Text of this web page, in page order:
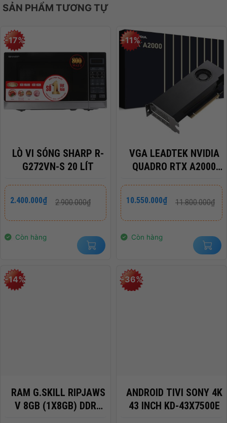
SẢN PHẨM TƯƠNG TỰ
-17%
LÒ VI SÓNG SHARP R-
G272VN-S 20 LÍT
2.900.000₫
Giá
gốc
2.900.000₫.
2.400.000₫
Giá
hiện
là:
Còn hàng
-11%
VGA LEADTEK NVIDIA
QUADRO RTX A2000
11.800.000₫
Giá
gốc
11.800.000₫.
10.550.000₫
Giá
hiện
là:
Còn hàng
-14%
RAM G.SKILL RIPJAWS
V 8GB (1X8GB) DDR4
-36%
ANDROID TIVI SONY 4K
43 INCH KD-43X7500E